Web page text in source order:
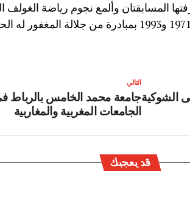
المسابقتان وألمع نجوم رياضة الغولف
التالي
جامعة محمد الخامس بالرباط
الجامعات المغربية والمغاربية
الشوكية
قد يعجبك